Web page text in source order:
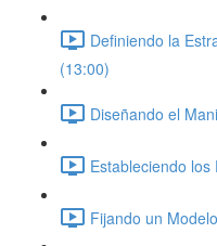
Definiendo la
(13:00)
Diseñando el
Estableciendo
Fijando un